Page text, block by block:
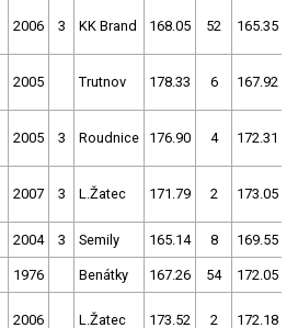
2006 3 KK Brand 168.05 52 165.35
2005 Trutnov 178.33 6 167.92
2005 3 Roudnice 176.90 4 172.31
2007 3 L.Žatec 171.79 2 173.05
2004 3 Semily 165.14 8 169.55
1976 Benátky 167.26 54 172.05
2006 L.Žatec 173.52 2 172.18